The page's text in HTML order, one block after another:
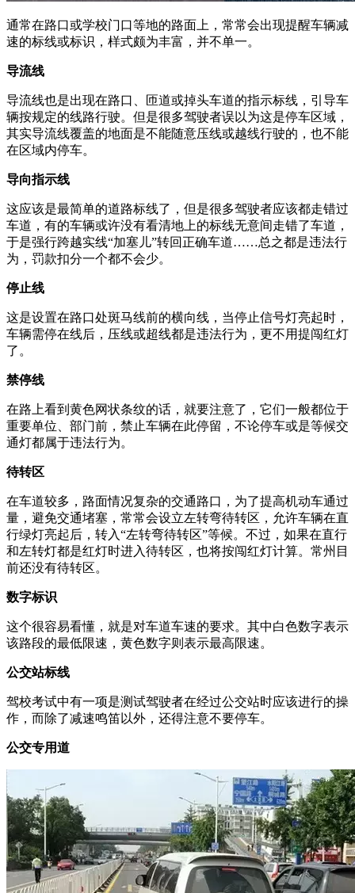
通常在路口或学校门口等地的路面上，常常会出现提醒车辆减
速的标线或标识，样式颇为丰富，并不单一。
导流线
导流线也是出现在路口、匝道或掉头车道的指示标线，引导车
辆按规定的线路行驶。但是很多驾驶者误以为这是停车区域，
其实导流线覆盖的地面是不能随意压线或越线行驶的，也不能
在区域内停车。
导向指示线
这应该是最简单的道路标线了，但是很多驾驶者应该都走错过
车道，有的车辆或许没有看清地上的标线无意间走错了车道，
于是强行跨越实线“加塞儿”转回正确车道……总之都是违法行
为，罚款扣分一个都不会少。
停止线
这是设置在路口处斑马线前的横向线，当停止信号灯亮起时，
车辆需停在线后，压线或超线都是违法行为，更不用提闯红灯
了。
禁停线
在路上看到黄色网状条纹的话，就要注意了，它们一般都位于
重要单位、部门前，禁止车辆在此停留，不论停车或是等候交
通灯都属于违法行为。
待转区
在车道较多，路面情况复杂的交通路口，为了提高机动车通过
量，避免交通堵塞，常常会设立左转弯待转区，允许车辆在直
行绿灯亮起后，转入“左转弯待转区”等候。不过，如果在直行
和左转灯都是红灯时进入待转区，也将按闯红灯计算。常州目
前还没有待转区。
数字标识
这个很容易看懂，就是对车道车速的要求。其中白色数字表示
该路段的最低限速，黄色数字则表示最高限速。
公交站标线
驾校考试中有一项是测试驾驶者在经过公交站时应该进行的操
作，而除了减速鸣笛以外，还得注意不要停车。
公交专用道